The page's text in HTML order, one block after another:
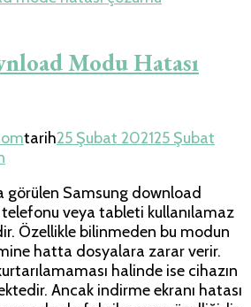
Modu Hatası
tarih25 Şubat 202125 Şubat
görülen Samsung download
veya tableti kullanılamaz
Özellikle bilinmeden bu modun
hatta dosyalara zarar verir.
halinde ise cihazın
Ancak indirme ekranı hatası